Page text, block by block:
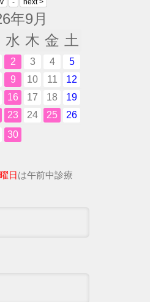
年9月
水 木 金 土
2 3 4
5
9 10 11
12
16 17 18
19
23 24 25
26
30
日は午前中診療